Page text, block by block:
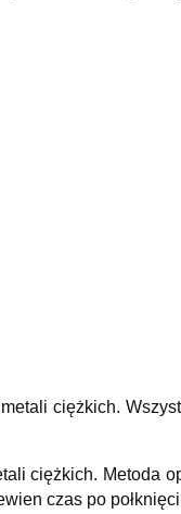
ciężkich.
ciężkich. Metoda
czas po